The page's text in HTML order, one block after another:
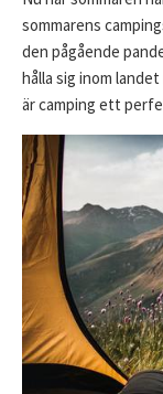
sommarens
den pågående
hålla sig inom
är camping ett